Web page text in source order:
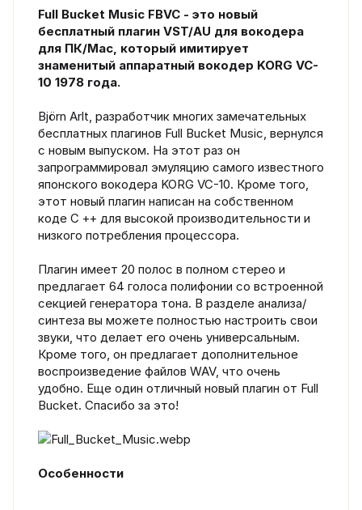
а
Full Bucket Music FBVC - это новый
бесплатный плагин VST/AU для вокодера
для ПК/Mac, который имитирует
знаменитый аппаратный вокодер KORG VC-
10 1978 года.
Björn Arlt, разработчик многих замечательных
бесплатных плагинов Full Bucket Music, вернулся
с новым выпуском. На этот раз он
запрограммировал эмуляцию самого известного
японского вокодера KORG VC-10. Кроме того,
этот новый плагин написан на собственном
коде C ++ для высокой производительности и
низкого потребления процессора.
Плагин имеет 20 полос в полном стерео и
предлагает 64 голоса полифонии со встроенной
секцией генератора тона. В разделе анализа/
синтеза вы можете полностью настроить свои
звуки, что делает его очень универсальным.
Кроме того, он предлагает дополнительное
воспроизведение файлов WAV, что очень
удобно. Еще один отличный новый плагин от Full
Bucket. Спасибо за это!
Особенности